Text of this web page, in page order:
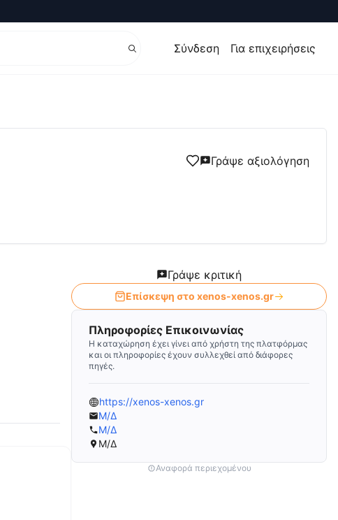
Σύνδεση Για επιχειρήσεις
Γράψε αξιολόγηση
Γράψε κριτική
Επίσκεψη στο xenos-xenos.gr
Πληροφορίες Επικοινωνίας
Η καταχώρηση έχει γίνει από χρήστη της πλατφόρμας
και οι πληροφορίες έχουν συλλεχθεί από διάφορες
πηγές.
https://xenos-xenos.gr
Μ/Δ
Μ/Δ
Μ/Δ
Αναφορά περιεχομένου